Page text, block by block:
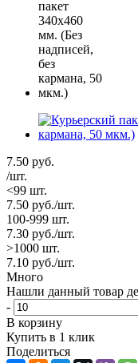
7.50 руб.
/шт.
<99 шт.
7.50 руб./шт.
100-999 шт.
7.30 руб./шт.
>1000 шт.
7.10 руб./шт.
Много
Нашли данный товар
-
В корзину
Купить в 1 клик
Поделиться